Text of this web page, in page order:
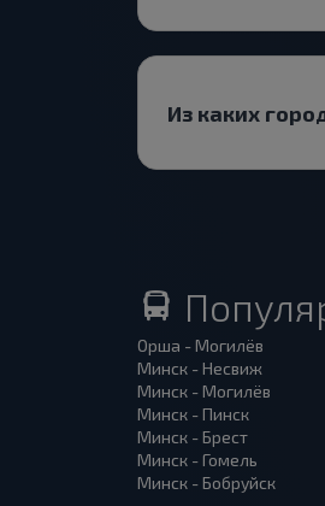
Из каких
Орша - Могилёв
Минск - Несвиж
Минск - Могилёв
Минск - Пинск
Минск - Брест
Минск - Гомель
Минск - Бобруйск